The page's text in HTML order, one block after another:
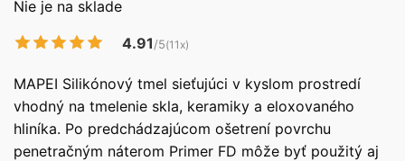
Nie je na sklade
4.91/5(11x)
MAPEI Silikónový tmel sieťujúci v kyslom prostredí
vhodný na tmelenie skla, keramiky a eloxovaného
hliníka. Po predchádzajúcom ošetrení povrchu
penetračným náterom Primer FD môže byť použitý aj